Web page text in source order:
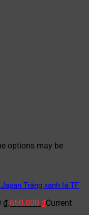
options may be
Trắng xanh lá TF
₫.650.000 ₫Current